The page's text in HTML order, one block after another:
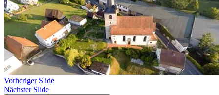
Vorheriger Slide
Nächster Slide